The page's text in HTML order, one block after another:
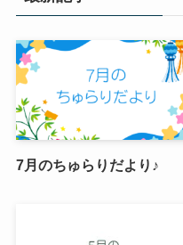
7月のちゅらりだより♪